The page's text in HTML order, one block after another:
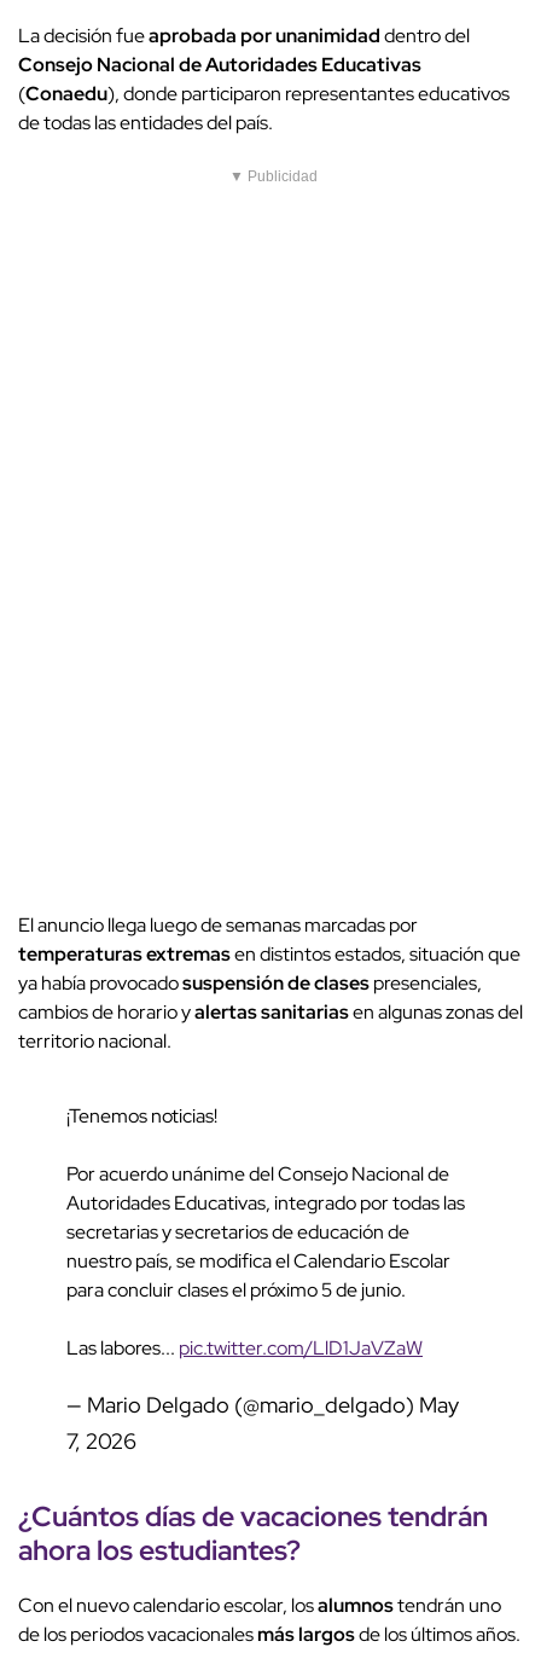
La decisión fueaprobada por unanimidaddentro del
Consejo Nacional de Autoridades Educativas
(Conaedu), donde participaron representantes educativos
de todas las entidades del país.
▼ Publicidad
El anuncio llega luego de semanas marcadas por
temperaturas extremasen distintos estados, situación que
ya había provocadosuspensión de clasespresenciales,
cambios de horario yalertas sanitariasen algunas zonas del
territorio nacional.
¡Tenemos noticias!
Por acuerdo unánime del Consejo Nacional de
Autoridades Educativas, integrado por todas las
secretarias y secretarios de educación de
nuestro país, se modifica el Calendario Escolar
para concluir clases el próximo 5 de junio.
Las labores... pic.twitter.com/LlD1JaVZaW
— Mario Delgado (@mario_delgado) May
7, 2026
¿Cuántos días devacacionestendrán
ahora losestudiantes?
Con el nuevo calendario escolar, losalumnostendrán uno
de los periodos vacacionalesmás largosde los últimos años.